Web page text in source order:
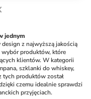
jednym
z najwyższą jakością
wybór produktów, które
klientów. W kategorii
szklanki do whiskey,
tych produktów został
czemu idealnie sprawdzi
przyjęciach.